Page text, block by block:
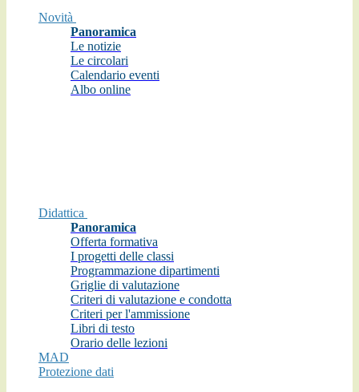
Novità
Panoramica
Le notizie
Le circolari
Calendario eventi
Albo online
Didattica
Panoramica
Offerta formativa
I progetti delle classi
Programmazione dipartimenti
Griglie di valutazione
Criteri di valutazione e condotta
Criteri per l'ammissione
Libri di testo
Orario delle lezioni
MAD
Protezione dati